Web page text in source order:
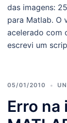
das imagens:
para Matlab. O
acelerado com
escrevi um
05/01/2010
Erro na